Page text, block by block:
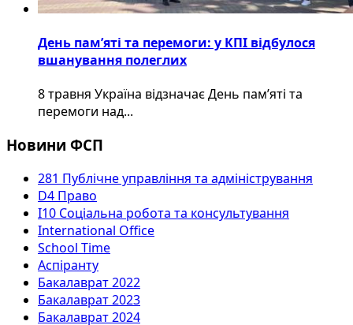
День пам’яті та перемоги: у КПІ відбулося
вшанування полеглих
8 травня Україна відзначає День пам’яті та
перемоги над...
Новини ФСП
281 Публічне управління та адміністрування
D4 Право
I10 Соціальна робота та консультування
International Office
School Time
Аспіранту
Бакалаврат 2022
Бакалаврат 2023
Бакалаврат 2024